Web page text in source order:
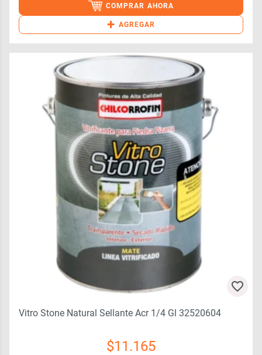
COMPRAR AHORA
+ AGREGAR
Vitro Stone Natural Sellante Acr 1/4 Gl 32520604
$11.165